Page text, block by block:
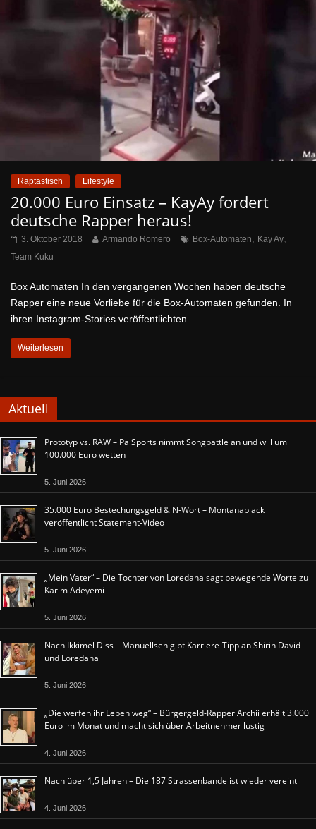
Raptastisch Lifestyle
20.000 Euro Einsatz – KayAy fordert
deutsche Rapper heraus!
3. Oktober 2018 Armando Romero Box-Automaten, Kay Ay,
Team Kuku
Box Automaten In den vergangenen Wochen haben deutsche
Rapper eine neue Vorliebe für die Box-Automaten gefunden. In
ihren Instagram-Stories veröffentlichten
Weiterlesen
Aktuell
Prototyp vs. RAW – Pa Sports nimmt Songbattle an und will um
100.000 Euro wetten
5. Juni 2026
35.000 Euro Bestechungsgeld & N-Wort – Montanablack
veröffentlicht Statement-Video
5. Juni 2026
„Mein Vater“ – Die Tochter von Loredana sagt bewegende Worte zu
Karim Adeyemi
5. Juni 2026
Nach Ikkimel Diss – Manuellsen gibt Karriere-Tipp an Shirin David
und Loredana
5. Juni 2026
„Die werfen ihr Leben weg“ – Bürgergeld-Rapper Archii erhält 3.000
Euro im Monat und macht sich über Arbeitnehmer lustig
4. Juni 2026
Nach über 1,5 Jahren – Die 187 Strassenbande ist wieder vereint
4. Juni 2026